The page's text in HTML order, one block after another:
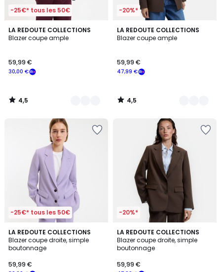
-25€* tous les 50€
LA REDOUTE COLLECTIONS
Blazer coupe ample
30,00 €
59,99 €
4,5
/ 5
2
Couleurs
4,5
/
-20%*
LA REDOUTE COLLECTIONS
Blazer coupe ample
47,99 €
59,99 €
4,5
/ 5
4
Couleurs
4,5
/
-25€* tous les 50€
LA REDOUTE COLLECTIONS
Blazer coupe droite, simple
boutonnage
59,99 €
4,2
/ 5
-20%*
LA REDOUTE COLLECTIONS
Blazer coupe droite, simple
boutonnage
59,99 €
4,2
/ 5
3
Couleurs